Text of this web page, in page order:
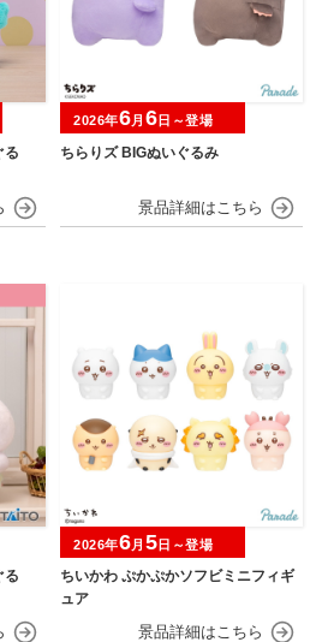
る
ちらりズ BIGぬいぐるみ
2026年6月 6 日～登場
る
ちいかわ ぷかぷかソフビミニフィギ
ュア
2026年6月 5日～登場